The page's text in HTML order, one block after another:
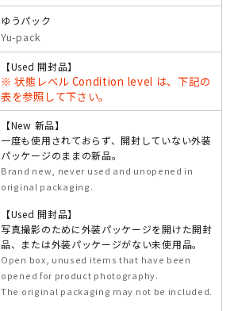
ゆうパック
Yu-pack
【Used 開封品】
※ 状態レベル Condition level は、下記の
表を参照して下さい。
【New 新品】
一度も使用されておらず、開封していない外装
パッケージのままの新品。
Brand new, never used and unopened in
original packaging.
【Used 開封品】
写真撮影のために外装パッケージを開けた開封
品、または外装パッケージがない未使用品。
Open box, unused items that have been
opened for product photography.
The original packaging may not be included.